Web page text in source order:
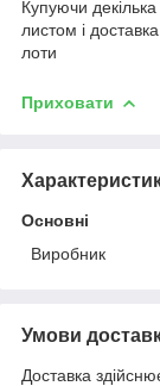
Купуючи
листом і
лоти
Приховати
Основні
Виробник
Умови
Доставка